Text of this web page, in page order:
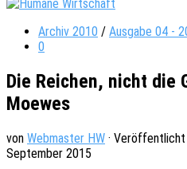
Archiv 2010 / Ausgabe 04 -
0
Die Reichen, nicht die
Moewes
von Webmaster HW · Veröffentlicht
September 2015